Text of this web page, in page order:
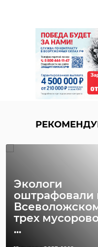
Экологи
оштрафовали
трех
...